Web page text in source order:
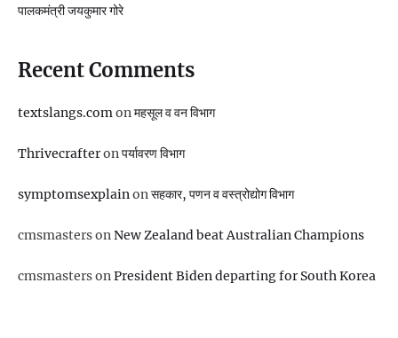
पालकमंत्री जयकुमार गोरे
Recent Comments
textslangs.comonमहसूल व वन विभाग
Thrivecrafteronपर्यावरण विभाग
symptomsexplainonसहकार, पणन व वस्‍त्रोद्योग विभाग
cmsmastersonNew Zealand beat Australian Champions
cmsmastersonPresident Biden departing for South Korea